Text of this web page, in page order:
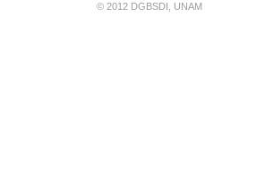
© 2012 DGBSDI, UNAM